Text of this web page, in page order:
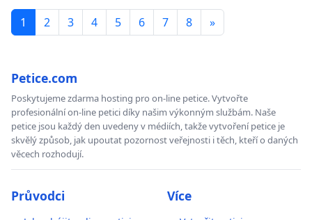
1 2 3 4 5 6 7 8 »
Petice.com
Poskytujeme zdarma hosting pro on-line petice. Vytvořte
profesionální on-line petici díky našim výkonným službám. Naše
petice jsou každý den uvedeny v médiích, takže vytvoření petice je
skvělý způsob, jak upoutat pozornost veřejnosti i těch, kteří o daných
věcech rozhodují.
Průvodci Více